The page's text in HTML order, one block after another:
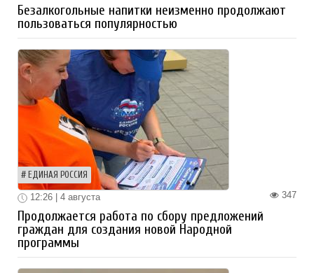
Безалкогольные напитки неизменно продолжают
пользоваться популярностью
ЕДИНАЯ РОССИЯ
347
12:26 | 4 августа
Продолжается работа по сбору предложений
граждан для создания новой Народной
программы